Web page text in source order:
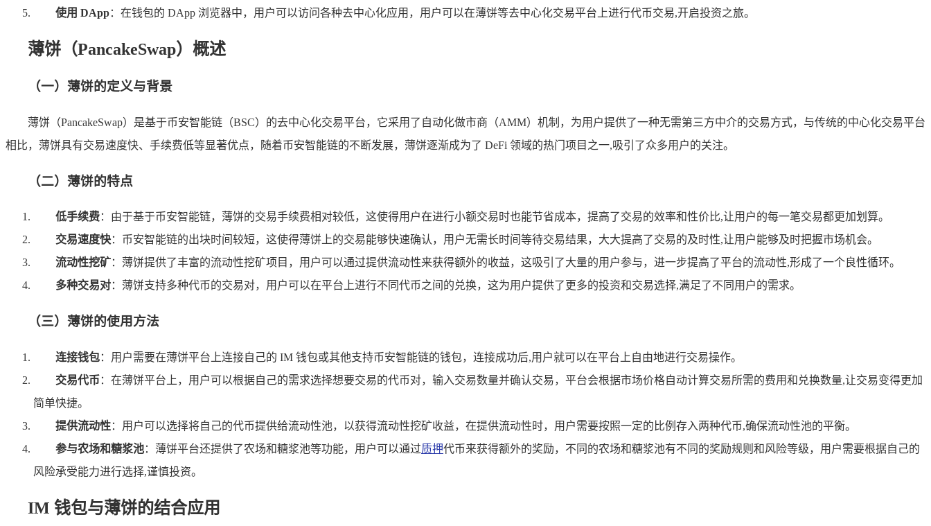
使用 DApp：在钱包的 DApp 浏览器中，用户可以访问各种去中心化应用，用户可以在薄饼等去中心化交易平台上进行代币交易,开启投资之旅。
薄饼（PancakeSwap）概述
（一）薄饼的定义与背景
薄饼（PancakeSwap）是基于币安智能链（BSC）的去中心化交易平台，它采用了自动化做市商（AMM）机制，为用户提供了一种无需第三方中介的交易方式，与传统的中心化交易平台
相比，薄饼具有交易速度快、手续费低等显著优点，随着币安智能链的不断发展，薄饼逐渐成为了 DeFi 领域的热门项目之一,吸引了众多用户的关注。
（二）薄饼的特点
低手续费：由于基于币安智能链，薄饼的交易手续费相对较低，这使得用户在进行小额交易时也能节省成本，提高了交易的效率和性价比,让用户的每一笔交易都更加划算。
交易速度快：币安智能链的出块时间较短，这使得薄饼上的交易能够快速确认，用户无需长时间等待交易结果，大大提高了交易的及时性,让用户能够及时把握市场机会。
流动性挖矿：薄饼提供了丰富的流动性挖矿项目，用户可以通过提供流动性来获得额外的收益，这吸引了大量的用户参与，进一步提高了平台的流动性,形成了一个良性循环。
多种交易对：薄饼支持多种代币的交易对，用户可以在平台上进行不同代币之间的兑换，这为用户提供了更多的投资和交易选择,满足了不同用户的需求。
（三）薄饼的使用方法
连接钱包：用户需要在薄饼平台上连接自己的 IM 钱包或其他支持币安智能链的钱包，连接成功后,用户就可以在平台上自由地进行交易操作。
交易代币 ：在薄饼平台上，用户可以根据自己的需求选择想要交易的代币对，输入交易数量并确认交易，平台会根据市场价格自动计算交易所需的费用和兑换数量,让交易变得更加
简单快捷。
提供流动性：用户可以选择将自己的代币提供给流动性池，以获得流动性挖矿收益，在提供流动性时，用户需要按照一定的比例存入两种代币,确保流动性池的平衡。
参与农场和糖浆池：薄饼平台还提供了农场和糖浆池等功能，用户可以通过质押代币来获得额外的奖励，不同的农场和糖浆池有不同的奖励规则和风险等级，用户需要根据自己的
风险承受能力进行选择,谨慎投资。
IM 钱包与薄饼的结合应用